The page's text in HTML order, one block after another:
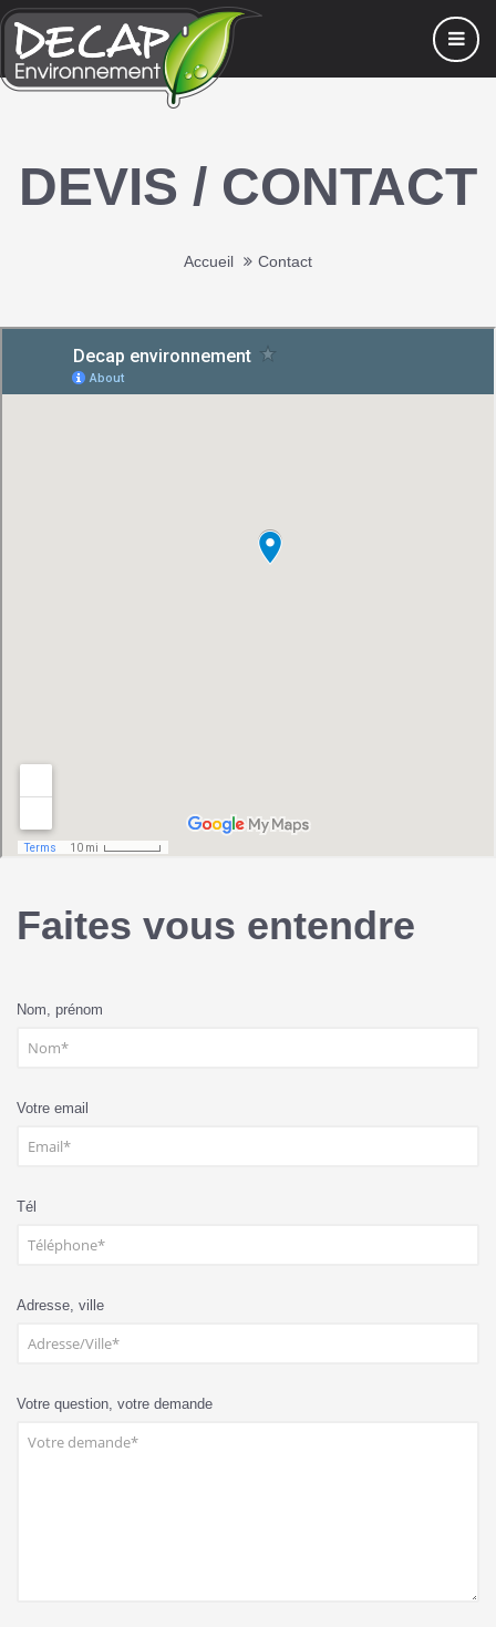
DEVIS / CONTACT
Accueil Contact
Faites vous entendre
Nom, prénom
Votre email
Tél
Adresse, ville
Votre question, votre demande